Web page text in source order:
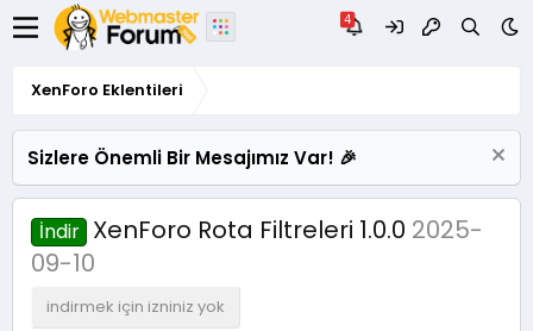
XenForo Eklentileri
Sizlere Önemli Bir Mesajımız Var! 🎉
İndir XenForo Rota Filtreleri 1.0.0 2025-
09-10
indirmek için izniniz yok